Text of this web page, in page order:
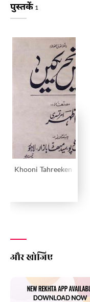
पुस्तकें 1
Khooni Tahreeken
और खोजिए